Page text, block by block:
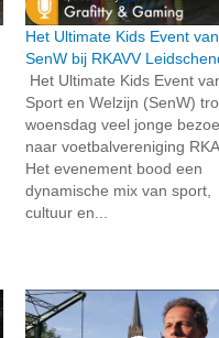
Het Ultimate Kids Event van
SenW bij RKAVV
Het Ultimate Kids Event
Sport en Welzijn (SenW)
woensdag veel jonge
naar voetbalvereniging
Het evenement bood een
dynamische mix van sport,
cultuur en...